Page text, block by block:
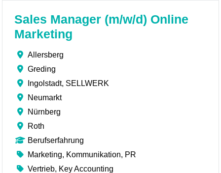
Sales Manager (m/w/d) Online
Marketing
Allersberg
Greding
Ingolstadt, SELLWERK
Neumarkt
Nürnberg
Roth
Berufserfahrung
Marketing, Kommunikation, PR
Vertrieb, Key Accounting